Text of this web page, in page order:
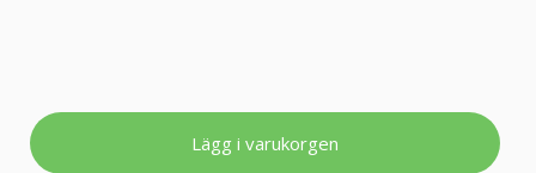
Lägg i varukorgen